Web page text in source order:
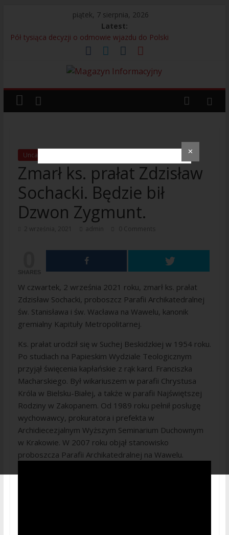
piątek, 7 sierpnia, 2026
Latest:
Pół tysiąca decyzji o odmowie wjazdu do Polski
Bagaż bez właściciela przyczyną interwencji na lotnisku
Legia Warszawa i adidas prezentują nową koszulkę
Próbowali uniknąć odpowiedzialności – 280 osób
zatrzymanych przez Straż Graniczną
Uncategorized
Zmarł ks. prałat Zdzisław
Sochacki. Będzie bił
Dzwon Zygmunt.
2 września, 2021 admin 0 Comments
SHARES
W czwartek, 2 września 2021 roku, zmarł ks. prałat
Zdzisław Sochacki, proboszcz Parafii Archikatedralnej
św. Stanisława i św. Wacława na Wawelu, kanonik
gremialny Kapituły Metropolitarnej.
Ks. prałat urodził się w Suchej Beskidzkiej w 1954 roku.
Po studiach na Papieskim Wydziale Teologicznym
przyjął święcenia kapłańskie z rąk kard. Franciszka
Macharskiego. Był wikariuszem w parafii Chrystusa
Króla w Bielsku-Białej, a także w parafii Najświętszej
Rodziny w Zakopanem. Od 1989 roku pełnił posługę
wychowawcy, prokuratora i prefekta w
Archidiecezjalnym Wyższym Seminarium Duchownym
w Krakowie. W 2007 roku objął stanowisko
proboszcza Parafii Archikatedralnej na Wawelu.
✕